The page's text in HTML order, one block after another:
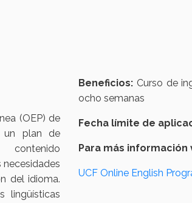
(OEP) de
un plan de
del idioma.
lingüísticas
Beneficios: Curso de
ocho semanas
Fecha límite de
Para más
UCF Online English